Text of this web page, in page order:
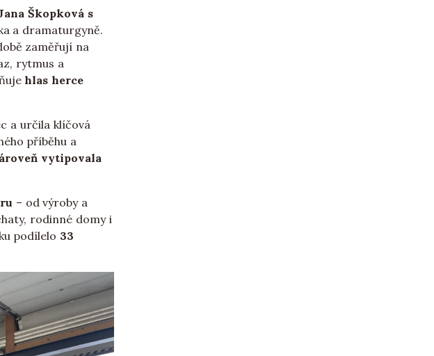
Škopková s
a dramaturgyně.
zaměřují na
rytmus a
hlas herce
a určila klíčová
příběhu a
vytipovala
– od výroby a
rodinné domy i
podílelo 33